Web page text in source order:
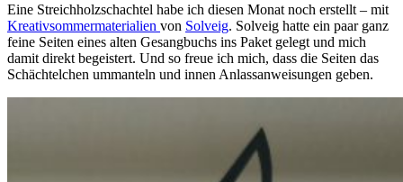
Eine Streichholzschachtel habe ich diesen Monat noch erstellt – mit
Kreativsommermaterialien von Solveig. Solveig hatte ein paar ganz
feine Seiten eines alten Gesangbuchs ins Paket gelegt und mich
damit direkt begeistert. Und so freue ich mich, dass die Seiten das
Schächtelchen ummanteln und innen Anlassanweisungen geben.